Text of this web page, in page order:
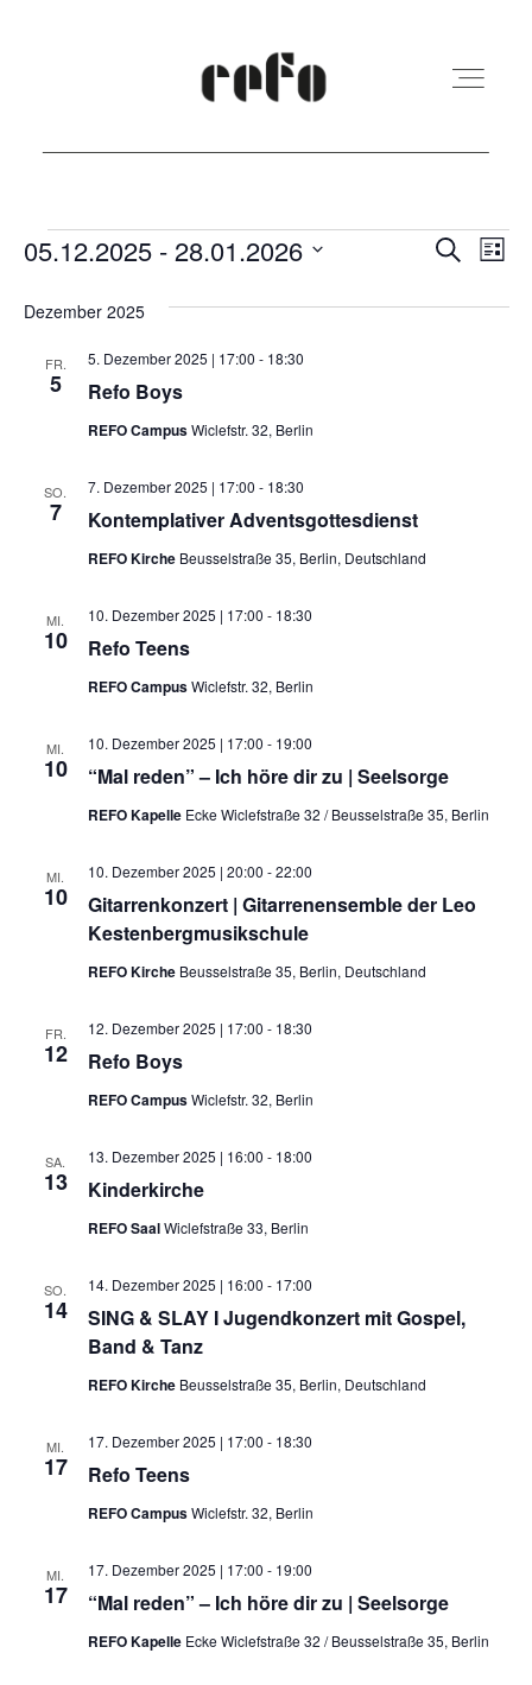
REFO Moabit
Terminkalender
Kontakt
Veranstaltungen SucheListe
05.12.2025 - 28.01.2026
wählen.
Dezember 2025
FR.
5 Refo Boys
5. Dezember 2025 | 17:00 - 18:30
REFO CampusWiclefstr. 32, Berlin
SO.
7 Kontemplativer Adventsgottesdienst
7. Dezember 2025 | 17:00 - 18:30
REFO Kirche Beusselstraße 35, Berlin, Deutschland
MI.
10 Refo Teens
10. Dezember 2025 | 17:00 - 18:30
REFO CampusWiclefstr. 32, Berlin
MI.
10 “Mal reden” – Ich höre dir zu | Seelsorge
10. Dezember 2025 | 17:00 - 19:00
REFO Kapelle Ecke Wiclefstraße 32 / Beusselstraße 35, Berlin
MI.
10
Gitarrenkonzert | Gitarrenensemble der Leo
Kestenbergmusikschule
10. Dezember 2025 | 20:00 -22:00
REFO Kirche Beusselstraße 35, Berlin, Deutschland
FR.
12 Refo Boys
12. Dezember 2025 | 17:00 - 18:30
REFO CampusWiclefstr. 32, Berlin
SA.
13 Kinderkirche
13. Dezember 2025 | 16:00 - 18:00
REFO SaalWiclefstraße 33, Berlin
SO.
14
SING & SLAY I Jugendkonzert mit Gospel,
Band & Tanz
14. Dezember 2025 | 16:00 - 17:00
REFO Kirche Beusselstraße 35, Berlin, Deutschland
MI.
17 Refo Teens
17. Dezember 2025 | 17:00 - 18:30
REFO CampusWiclefstr. 32, Berlin
MI.
17 “Mal reden” – Ich höre dir zu | Seelsorge
17. Dezember 2025 | 17:00 - 19:00
REFO Kapelle Ecke Wiclefstraße 32 / Beusselstraße 35, Berlin